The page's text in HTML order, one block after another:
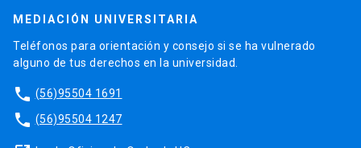
MEDIACIÓN UNIVERSITARIA
Teléfonos para orientación y consejo si se ha vulnerado
alguno de tus derechos en la universidad.
phone (56)95504 1691
phone (56)95504 1247